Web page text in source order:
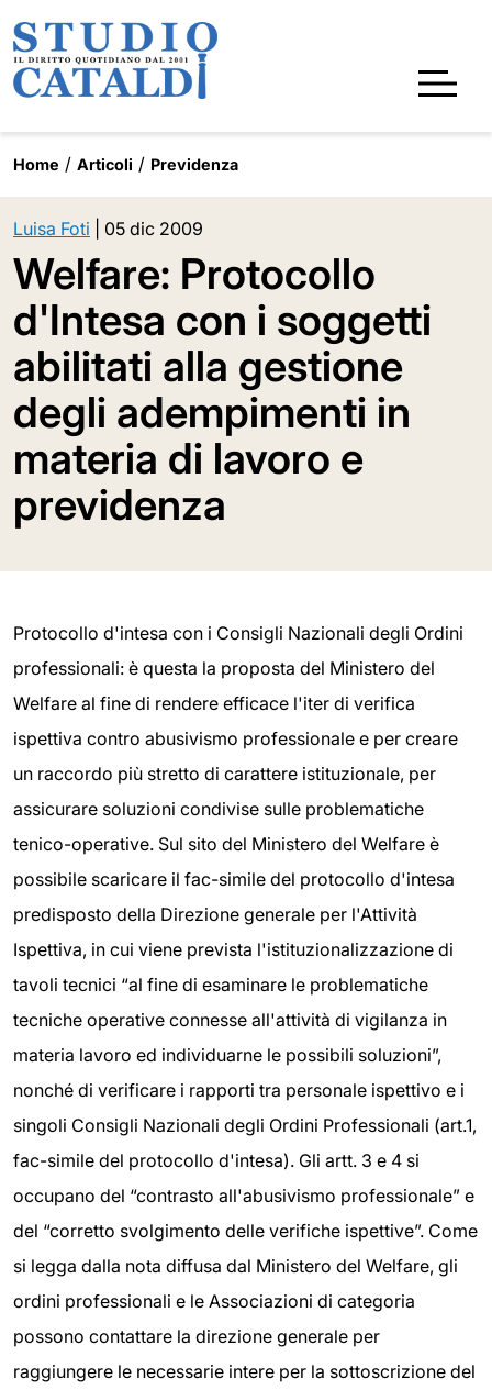
Home Articoli Previdenza
Luisa Foti 05 dic 2009
Welfare: Protocollo
d'Intesa con i soggetti
abilitati alla gestione
degli adempimenti in
materia di lavoro e
previdenza
Protocollo d'intesa con i Consigli Nazionali degli Ordini
professionali: è questa la proposta del Ministero del
Welfare al fine di rendere efficace l'iter di verifica
ispettiva contro abusivismo professionale e per creare
un raccordo più stretto di carattere istituzionale, per
assicurare soluzioni condivise sulle problematiche
tenico-operative. Sul sito del Ministero del Welfare è
possibile scaricare il fac-simile del protocollo d'intesa
predisposto della Direzione generale per l'Attività
Ispettiva, in cui viene prevista l'istituzionalizzazione di
tavoli tecnici “al fine di esaminare le problematiche
tecniche operative connesse all'attività di vigilanza in
materia lavoro ed individuarne le possibili soluzioni”,
nonché di verificare i rapporti tra personale ispettivo e i
singoli Consigli Nazionali degli Ordini Professionali (art.1,
fac-simile del protocollo d'intesa). Gli artt. 3 e 4 si
occupano del “contrasto all'abusivismo professionale” e
del “corretto svolgimento delle verifiche ispettive”. Come
si legga dalla nota diffusa dal Ministero del Welfare, gli
ordini professionali e le Associazioni di categoria
possono contattare la direzione generale per
raggiungere le necessarie intere per la sottoscrizione del